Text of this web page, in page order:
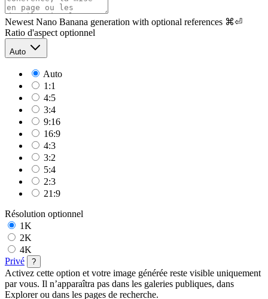
Newest Nano Banana generation with optional references ⌘⏎
Ratio d'aspect optionnel
Auto
Auto
1:1
4:5
3:4
9:16
16:9
4:3
3:2
5:4
2:3
21:9
Résolution optionnel
1K
2K
4K
Privé
?
Activez cette option et votre image générée reste visible uniquement
par vous. Il n’apparaîtra pas dans les galeries publiques, dans
Explorer ou dans les pages de recherche.